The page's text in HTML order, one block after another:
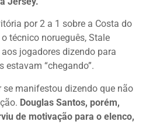
por 2 a 1 sobre a Costa do
técnico norueguês, Stale
jogadores dizendo para
estavam “chegando”.
se manifestou dizendo que não
Douglas Santos, porém,
de motivação para o elenco,